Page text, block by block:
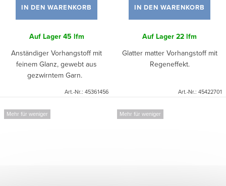
IN DEN WARENKORB
Auf Lager45 lfm
Anständiger Vorhangstoff mit
feinem Glanz, gewebt aus
gezwirntem Garn.
Art.-Nr.: 45361456
IN DEN WARENKORB
Auf Lager22 lfm
Glatter matter Vorhangstoff mit
Regeneffekt.
Art.-Nr.: 45422701
Mehr für weniger Mehr für weniger